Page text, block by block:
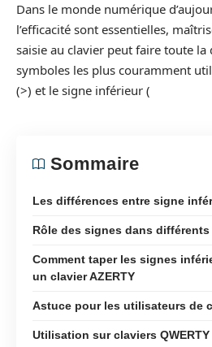
Dans le monde numérique
l’efficacité sont essentielles,
saisie au clavier peut faire toute la
symboles les plus couramment
(>) et le signe inférieur (
Sommaire
Les différences entre signe
Rôle des signes dans
Comment taper les signes
un clavier AZERTY
Astuce pour les utilisateurs de
Utilisation sur claviers QWERTY